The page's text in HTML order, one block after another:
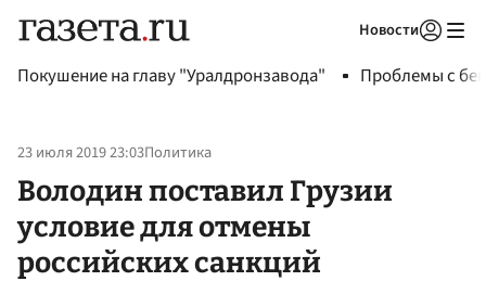
Новости
Покушение на главу "Уралдронзавода" Проблемы с
23 июля 2019 23:03Политика
Володин поставил Грузии
условие для отмены
российских санкций